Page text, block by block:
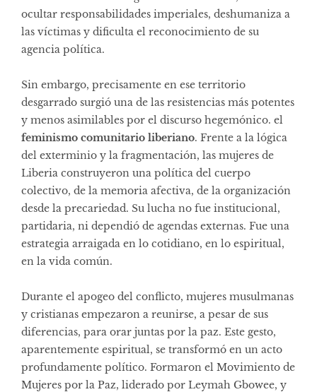
ocultar responsabilidades imperiales, deshumaniza a
las víctimas y dificulta el reconocimiento de su
agencia política.
Sin embargo, precisamente en ese territorio
desgarrado surgió una de las resistencias más potentes
y menos asimilables por el discurso hegemónico. el
feminismo comunitario liberiano. Frente a la lógica
del exterminio y la fragmentación, las mujeres de
Liberia construyeron una política del cuerpo
colectivo, de la memoria afectiva, de la organización
desde la precariedad. Su lucha no fue institucional,
partidaria, ni dependió de agendas externas. Fue una
estrategia arraigada en lo cotidiano, en lo espiritual,
en la vida común.
Durante el apogeo del conflicto, mujeres musulmanas
y cristianas empezaron a reunirse, a pesar de sus
diferencias, para orar juntas por la paz. Este gesto,
aparentemente espiritual, se transformó en un acto
profundamente político. Formaron el Movimiento de
Mujeres por la Paz, liderado por Leymah Gbowee, y